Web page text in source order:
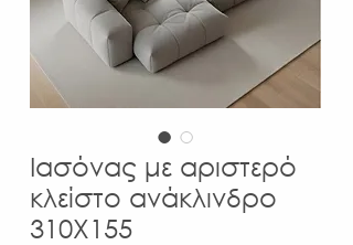
Ιασόνας με αριστερό
κλείστο ανάκλινδρο
310Χ155